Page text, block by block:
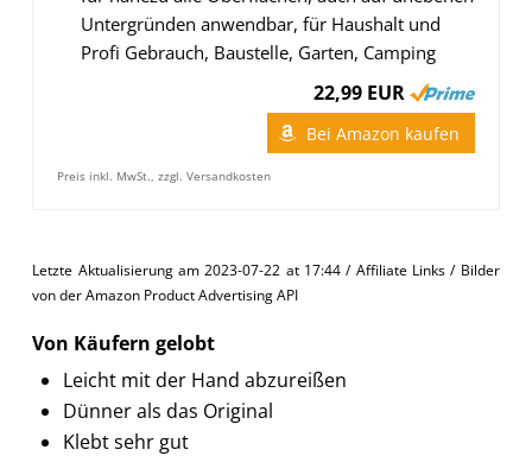
Untergründen anwendbar, für Haushalt und
Profi Gebrauch, Baustelle, Garten, Camping
22,99 EUR
Bei Amazon kaufen
Preis inkl. MwSt., zzgl. Versandkosten
Letzte Aktualisierung am 2023-07-22 at 17:44 / Affiliate Links / Bilder
von der Amazon Product Advertising API
Von Käufern gelobt
Leicht mit der Hand abzureißen
Dünner als das Original
Klebt sehr gut